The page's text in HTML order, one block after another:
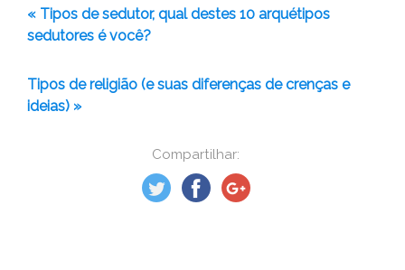
Compartilhar:
« Tipos de sedutor, qual destes 10 arquétipos
sedutores é você?
Tipos de religião (e suas diferenças de crenças e
ideias) »